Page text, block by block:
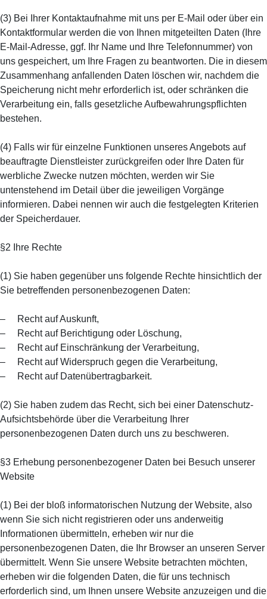
(3) Bei Ihrer Kontaktaufnahme mit uns per E-Mail oder über ein
Kontaktformular werden die von Ihnen mitgeteilten Daten (Ihre
E-Mail-Adresse, ggf. Ihr Name und Ihre Telefonnummer) von
uns gespeichert, um Ihre Fragen zu beantworten. Die in diesem
Zusammenhang anfallenden Daten löschen wir, nachdem die
Speicherung nicht mehr erforderlich ist, oder schränken die
Verarbeitung ein, falls gesetzliche Aufbewahrungspflichten
bestehen.
(4) Falls wir für einzelne Funktionen unseres Angebots auf
beauftragte Dienstleister zurückgreifen oder Ihre Daten für
werbliche Zwecke nutzen möchten, werden wir Sie
untenstehend im Detail über die jeweiligen Vorgänge
informieren. Dabei nennen wir auch die festgelegten Kriterien
der Speicherdauer.
§2 Ihre Rechte
(1) Sie haben gegenüber uns folgende Rechte hinsichtlich der
Sie betreffenden personenbezogenen Daten:
– Recht auf Auskunft,
– Recht auf Berichtigung oder Löschung,
– Recht auf Einschränkung der Verarbeitung,
– Recht auf Widerspruch gegen die Verarbeitung,
– Recht auf Datenübertragbarkeit.
(2) Sie haben zudem das Recht, sich bei einer Datenschutz-
Aufsichtsbehörde über die Verarbeitung Ihrer
personenbezogenen Daten durch uns zu beschweren.
§3 Erhebung personenbezogener Daten bei Besuch unserer
Website
(1) Bei der bloß informatorischen Nutzung der Website, also
wenn Sie sich nicht registrieren oder uns anderweitig
Informationen übermitteln, erheben wir nur die
personenbezogenen Daten, die Ihr Browser an unseren Server
übermittelt. Wenn Sie unsere Website betrachten möchten,
erheben wir die folgenden Daten, die für uns technisch
erforderlich sind, um Ihnen unsere Website anzuzeigen und die